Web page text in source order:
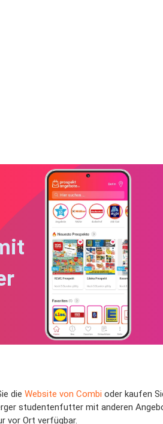
die Website von Combi oder kaufen
studentenfutter mit anderen
vor Ort verfügbar.